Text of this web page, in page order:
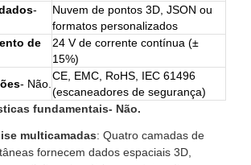
-
Nuvem de pontos 3D, JSON ou
formatos personalizados
de
24 V de corrente contínua (±
15%)
- Não.
CE, EMC, RoHS, IEC 61496
(escaneadores de segurança)
fundamentais- Não.
multicamadas: Quatro camadas de
fornecem dados espaciais 3D,